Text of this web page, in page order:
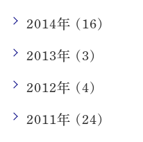
2014年 (16)
2013年 (3)
2012年 (4)
2011年 (24)